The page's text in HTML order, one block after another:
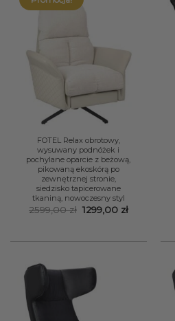
FOTEL Relax obrotowy,
wysuwany podnóżek i
pochylane oparcie z beżową,
pikowaną ekoskórą po
zewnętrznej stronie,
siedzisko tapicerowane
tkaniną, nowoczesny styl
2599,00zł Pierwotna
cena
1299,00 złAktualna